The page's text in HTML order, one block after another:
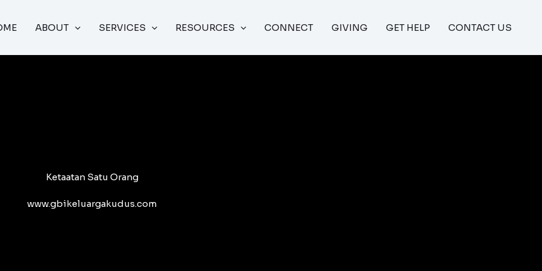
ABOUT SERVICES RESOURCES CONNECT GIVING GET HELP CONTACT US
Ketaatan Satu Orang
www.gbikeluargakudus.com